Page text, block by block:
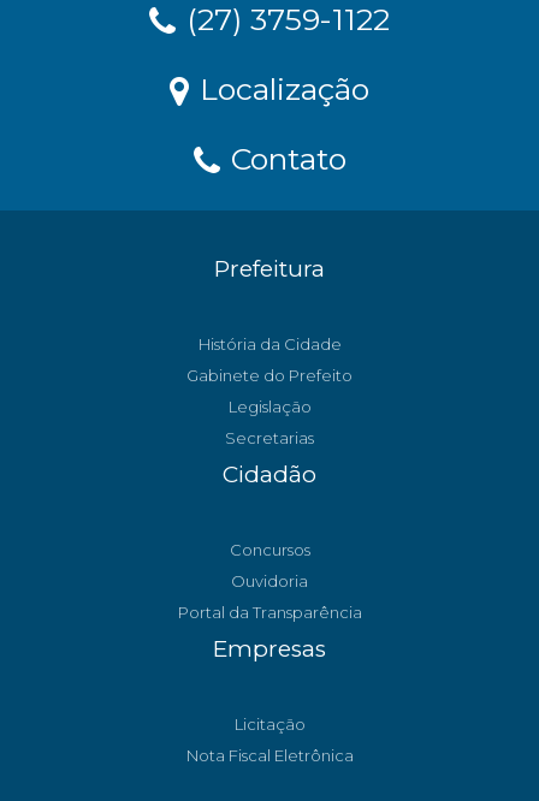
(27) 3759-1122
Localização
Contato
Prefeitura
História da Cidade
Gabinete do Prefeito
Legislação
Secretarias
Cidadão
Concursos
Ouvidoria
Portal da Transparência
Empresas
Licitação
Nota Fiscal Eletrônica